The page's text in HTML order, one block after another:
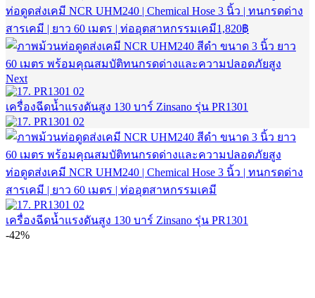
ท่อดูดส่งเคมี NCR UHM240 | Chemical Hose 3 นิ้ว | ทนกรดด่าง
สารเคมี | ยาว 60 เมตร | ท่ออุตสาหกรรมเคมี1,820฿
Next
เครื่องฉีดน้ำแรงดันสูง 130 บาร์ Zinsano รุ่น PR1301
ท่อดูดส่งเคมี NCR UHM240 | Chemical Hose 3 นิ้ว | ทนกรดด่าง
สารเคมี | ยาว 60 เมตร | ท่ออุตสาหกรรมเคมี
เครื่องฉีดน้ำแรงดันสูง 130 บาร์ Zinsano รุ่น PR1301
-42%